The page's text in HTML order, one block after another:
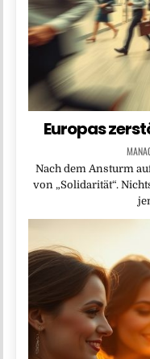
Europas
Nach dem Ansturm
von „Solidarität“.